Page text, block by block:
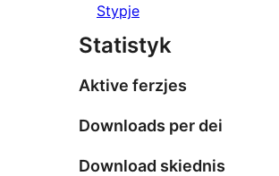
Stypje
Statistyk
Aktive ferzjes
Downloads per dei
Download skiednis